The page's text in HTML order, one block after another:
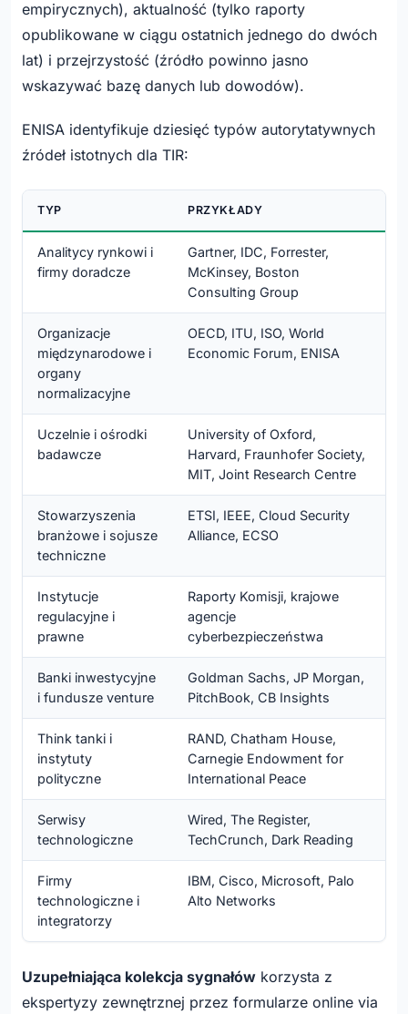
empirycznych), aktualność (tylko raporty
opublikowane w ciągu ostatnich jednego do dwóch
lat) i przejrzystość (źródło powinno jasno
wskazywać bazę danych lub dowodów).
ENISA identyfikuje dziesięć typów autorytatywnych
źródeł istotnych dla TIR:
TYP PRZYKŁADY
Analitycy rynkowi i
firmy doradcze
Gartner, IDC, Forrester,
McKinsey, Boston
Consulting Group
Organizacje
międzynarodowe i
organy
normalizacyjne
OECD, ITU, ISO, World
Economic Forum, ENISA
Uczelnie i ośrodki
badawcze
University of Oxford,
Harvard, Fraunhofer Society,
MIT, Joint Research Centre
Stowarzyszenia
branżowe i sojusze
techniczne
ETSI, IEEE, Cloud Security
Alliance, ECSO
Instytucje
regulacyjne i
prawne
Raporty Komisji, krajowe
agencje
cyberbezpieczeństwa
Banki inwestycyjne
i fundusze venture
Goldman Sachs, JP Morgan,
PitchBook, CB Insights
Think tanki i
instytuty
polityczne
RAND, Chatham House,
Carnegie Endowment for
International Peace
Serwisy
technologiczne
Wired, The Register,
TechCrunch, Dark Reading
Firmy
technologiczne i
integratorzy
IBM, Cisco, Microsoft, Palo
Alto Networks
Uzupełniająca kolekcja sygnałów korzysta z
ekspertyzy zewnętrznej przez formularze online via